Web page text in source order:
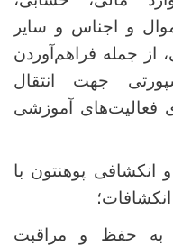
و اجناس و سایر
از جمله فراهم‌آوردن
جهت انتقال
فعالیت‌های آموزشی
انکشافی پوهنتون با
به حفظ و مراقبت